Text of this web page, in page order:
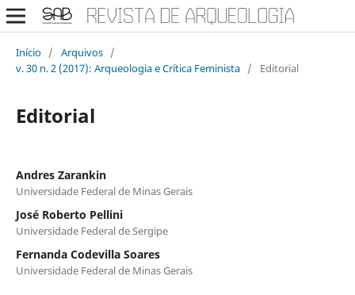
Início / Arquivos /
v. 30 n. 2 (2017): Arqueologia e Crítica Feminista / Editorial
Editorial
Andres Zarankin
Universidade Federal de Minas Gerais
José Roberto Pellini
Universidade Federal de Sergipe
Fernanda Codevilla Soares
Universidade Federal de Minas Gerais